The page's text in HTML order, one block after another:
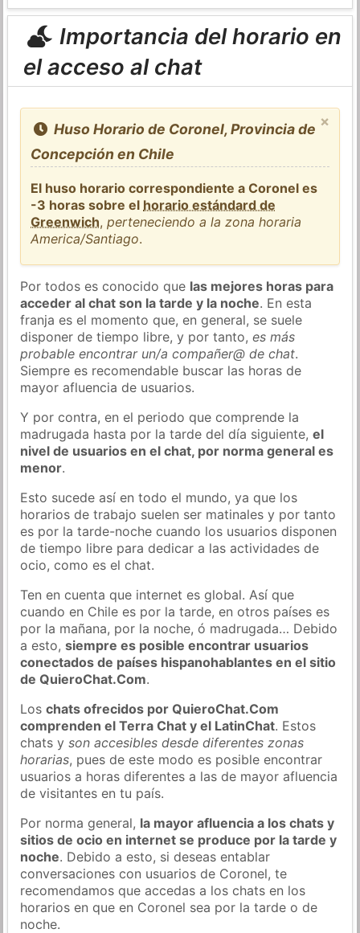
Importancia del horario en
el acceso al chat
×
Huso Horario de Coronel, Provincia de
Concepción en Chile
El huso horario correspondiente a Coronel es
-3 horas sobre el horario estándard de
Greenwich,perteneciendo a la zona horaria
America/Santiago.
Por todos es conocido que las mejores horas para
acceder al chat son la tarde y la noche. En esta
franja es el momento que, en general, se suele
disponer de tiempo libre, y por tanto,es más
probable encontrar un/a compañer@ de chat.
Siempre es recomendable buscar las horas de
mayor afluencia de usuarios.
Y por contra, en el periodo que comprende la
madrugada hasta por la tarde del día siguiente,el
nivel de usuarios en el chat, por norma general es
menor.
Esto sucede así en todo el mundo, ya que los
horarios de trabajo suelen ser matinales y por tanto
es por la tarde-noche cuando los usuarios disponen
de tiempo libre para dedicar a las actividades de
ocio, como es el chat.
Ten en cuenta que internet es global. Así que
cuando en Chile es por la tarde, en otros países es
por la mañana, por la noche, ó madrugada… Debido
a esto,siempre es posible encontrar usuarios
conectados de países hispanohablantes en el sitio
de QuieroChat.Com.
Loschats ofrecidos por QuieroChat.Com
comprenden el Terra Chat y el LatinChat. Estos
chats yson accesibles desde diferentes zonas
horarias, pues de este modo es posible encontrar
usuarios a horas diferentes a las de mayor afluencia
de visitantes en tu país.
Por norma general, la mayor afluencia a los chats y
sitios de ocio en internet se produce por la tarde y
noche. Debido a esto, si deseas entablar
conversaciones con usuarios de Coronel, te
recomendamos que accedas a los chats en los
horarios en que en Coronel sea por la tarde o de
noche.